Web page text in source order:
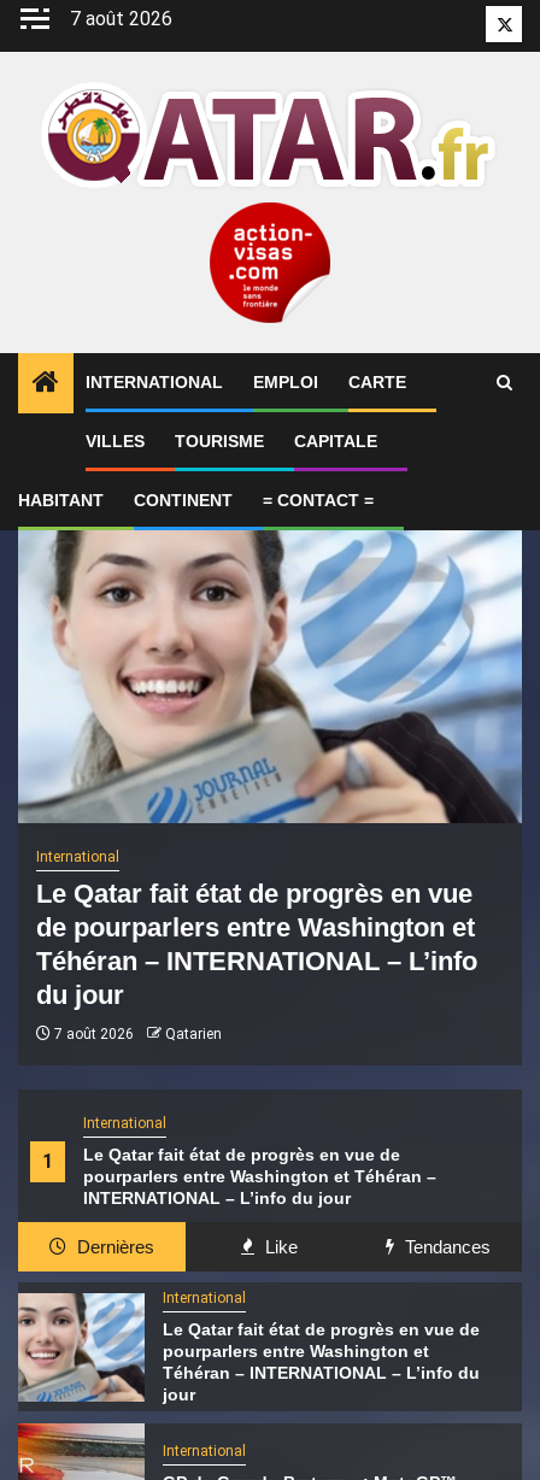
Aller
7 août 2026
INTERNATIONAL EMPLOI CARTE
VILLES TOURISME CAPITALE
HABITANT CONTINENT = CONTACT =
ALERTES INFO 1 Le Qatar fait état de progrès en
1
International
Le Qatar fait état de progrès en vue de
pourparlers entre Washington et Téhéran –
INTERNATIONAL – L’info du jour
International
Le Qatar fait état de progrès en vue
de pourparlers entre Washington et
Téhéran – INTERNATIONAL – L’info
du jour
7 août 2026 Qatarien
Dernières Like Tendances
International
Le Qatar fait état de progrès en vue de
pourparlers entre Washington et
Téhéran – INTERNATIONAL – L’info du
jour
International